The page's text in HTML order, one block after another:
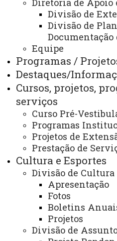
Diretoria de Apoio
Divisão de
Divisão de
Documentação
Equipe
Programas /
Destaques/
Cursos, projetos,
serviços
Curso Pré-
Programas
Projetos de
Prestação de
Cultura e Esportes
Divisão de Cultura
Apresentação
Fotos
Boletins
Projetos
Divisão de
Você está aqui:Unioeste
Revista Extensiva
ACESSE
Acesso Restrito (Editores do
Arquivo Virtual
Identidade Visual
Mapa do Site